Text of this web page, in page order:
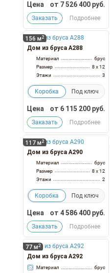
Цена от 7 526 400руб.
Заказать Подробнее
156 м 2
Дом из бруса А288
Материал
брус
Размер
8 x 12
Этажи
3
Коробка Под ключ
Цена от 6 115 200руб.
Заказать Подробнее
117 м 2
Дом из бруса А290
Материал
брус
Размер
8 x 12
Этажи
2
Коробка Под ключ
Цена от 4 586 400руб.
Заказать Подробнее
77 м 2
Дом из бруса А292
Материал
брус